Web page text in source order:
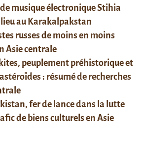
musique électronique Stihia
lieu au Karakalpakstan
russes de moins en moins
Asie centrale
peuplement préhistorique et
: résumé de recherches
fer de lance dans la lutte
de biens culturels en Asie